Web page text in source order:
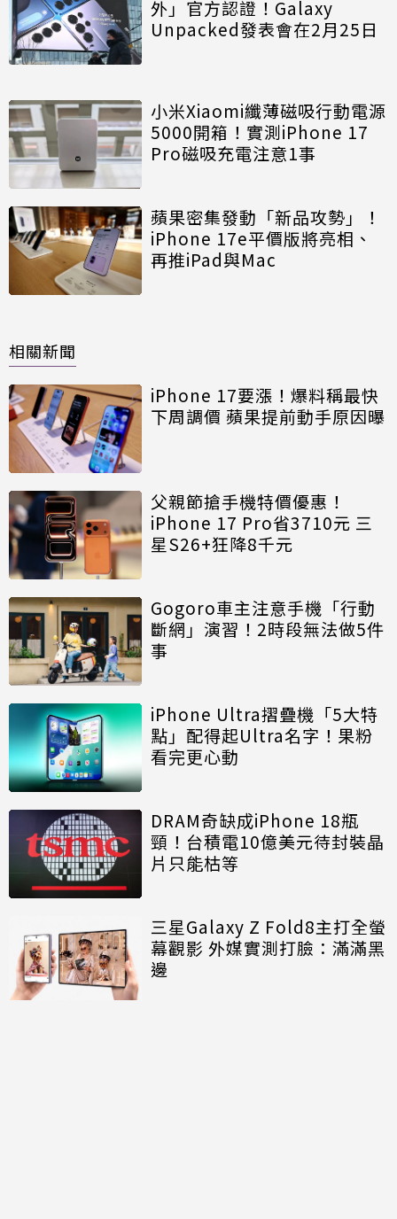
外」官方認證！Galaxy
Unpacked發表會在2月25日
小米Xiaomi纖薄磁吸行動電源
5000開箱！實測iPhone 17
Pro磁吸充電注意1事
蘋果密集發動「新品攻勢」！
iPhone 17e平價版將亮相、
再推iPad與Mac
相關新聞
iPhone 17要漲！爆料稱最快
下周調價 蘋果提前動手原因曝
父親節搶手機特價優惠！
iPhone 17 Pro省3710元 三
星S26+狂降8千元
Gogoro車主注意手機「行動
斷網」演習！2時段無法做5件
事
iPhone Ultra摺疊機「5大特
點」配得起Ultra名字！果粉
看完更心動
DRAM奇缺成iPhone 18瓶
頸！台積電10億美元待封裝晶
片只能枯等
三星Galaxy Z Fold8主打全螢
幕觀影 外媒實測打臉：滿滿黑
邊